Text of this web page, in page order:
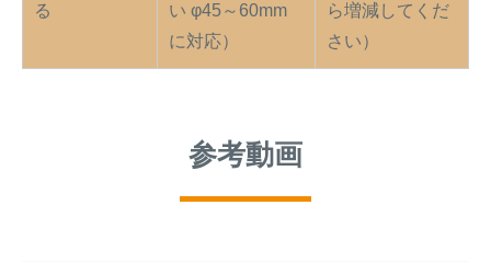
る
い φ45～60mm
に対応）
ら増減してくだ
さい）
参考動画